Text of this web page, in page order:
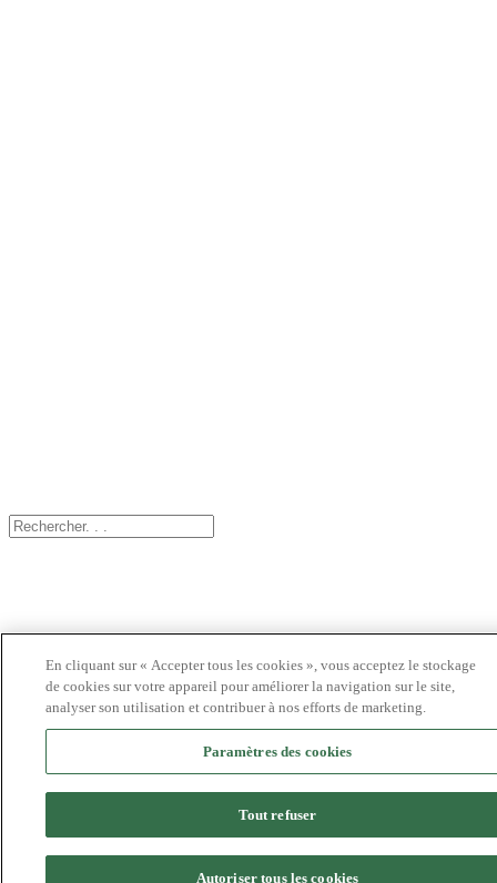
En cliquant sur « Accepter tous les cookies », vous acceptez le stockage
de cookies sur votre appareil pour améliorer la navigation sur le site,
analyser son utilisation et contribuer à nos efforts de marketing.
Paramètres des cookies
Tout refuser
Autoriser tous les cookies